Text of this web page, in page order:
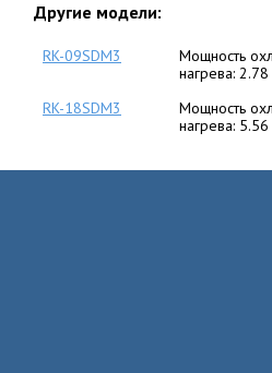
Другие модели:
RK-09SDM3
Мощность
нагрева: 2.78
RK-18SDM3
Мощность
нагрева: 5.56